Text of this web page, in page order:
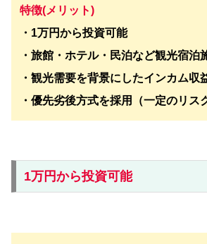
特徴(メリット)
・1万円から投資可能
・旅館・ホテル・民泊など観光宿泊
・観光需要を背景にしたインカム収
・優先劣後方式を採用（一定のリス
1万円から投資可能